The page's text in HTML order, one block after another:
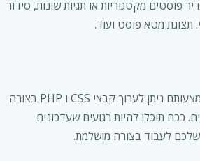
פוסטים מקטגוריות או תגיות שונות, סידור
תצוגת מטא פוסט ועוד.
קבצי Child Theme באמצעותם ניתן לערוך קבצי CSS ו PHP בצורה
ככה תוכלו להיות רגועים שעדכונים
לעבוד בצורה מושלמת.